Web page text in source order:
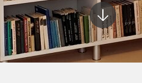
Į
apačią